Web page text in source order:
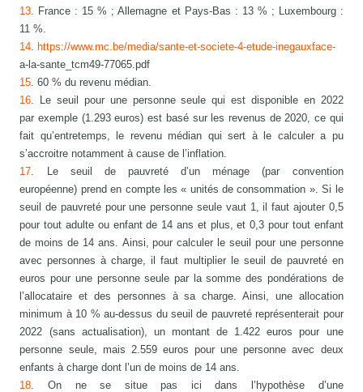
13 . France : 15 % ; Allemagne et Pays-Bas : 13 % ; Luxembourg :
11 %.
14 .https://www.mc.be/media/sante-et-societe-4-etude-inegauxface-
a-la-sante_tcm49-77065.pdf
15 . 60 % du revenu médian.
16 . Le seuil pour une personne seule qui est disponible en 2022
par exemple (1.293 euros) est basé sur les revenus de 2020, ce qui
fait qu’entretemps, le revenu médian qui sert à le calculer a pu
s’accroitre notamment à cause de l’inflation.
17 . Le seuil de pauvreté d’un ménage (par convention
européenne) prend en compte les « unités de consommation ». Si le
seuil de pauvreté pour une personne seule vaut 1, il faut ajouter 0,5
pour tout adulte ou enfant de 14 ans et plus, et 0,3 pour tout enfant
de moins de 14 ans. Ainsi, pour calculer le seuil pour une personne
avec personnes à charge, il faut multiplier le seuil de pauvreté en
euros pour une personne seule par la somme des pondérations de
l’allocataire et des personnes à sa charge. Ainsi, une allocation
minimum à 10 % au-dessus du seuil de pauvreté représenterait pour
2022 (sans actualisation), un montant de 1.422 euros pour une
personne seule, mais 2.559 euros pour une personne avec deux
enfants à charge dont l’un de moins de 14 ans.
18 . On ne se situe pas ici dans l’hypothèse d’une